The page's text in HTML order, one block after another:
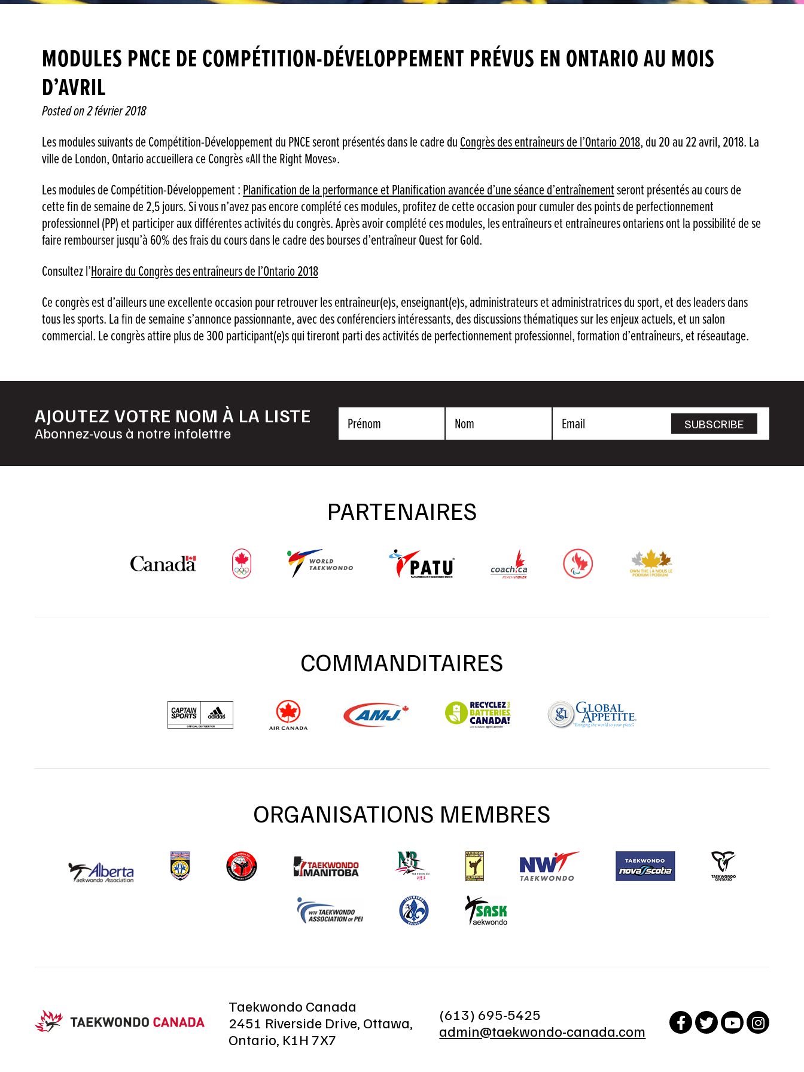
MODULES PNCE DE COMPÉTITION-DÉVELOPPEMENT PRÉVUS EN ONTARIO AU MOIS
D’AVRIL
Posted on2 février 2018
Les modules suivants de Compétition-Développement du PNCE seront présentés dans le cadre duCongrès des entraîneurs de l’Ontario 2018, du 20 au 22 avril, 2018. La
ville de London, Ontario accueillera ce Congrès «All the Right Moves».
Les modules de Compétition-Développement :Planification de la performance et Planification avancée d’une séance d’entraînementseront présentés au cours de
cette fin de semaine de 2,5 jours. Si vous n’avez pas encore complété ces modules, profitez de cette occasion pour cumuler des points de perfectionnement
professionnel (PP) et participer aux différentes activités du congrès. Après avoir complété ces modules, les entraîneurs et entraîneures ontariens ont la possibilité de se
faire rembourser jusqu’à 60% des frais du cours dans le cadre des bourses d’entraîneur Quest for Gold.
Consultez l’Horaire du Congrès des entraîneurs de l’Ontario 2018
Ce congrès est d’ailleurs une excellente occasion pour retrouver les entraîneur(e)s, enseignant(e)s, administrateurs et administratrices du sport, et des leaders dans
tous les sports. La fin de semaine s’annonce passionnante, avec des conférenciers intéressants, des discussions thématiques sur les enjeux actuels, et un salon
commercial. Le congrès attire plus de 300 participant(e)s qui tireront parti des activités de perfectionnement professionnel, formation d’entraîneurs, et réseautage.
AJOUTEZ VOTRE NOM À LA LISTE
Abonnez-vous à notre infolettre
Prénom Nom Email SUBSCRIBE
PARTENAIRES
COMMANDITAIRES
ORGANISATIONS MEMBRES
Taekwondo Canada
2451 Riverside Drive, Ottawa,
Ontario, K1H 7X7
(613) 695-5425
admin@taekwondo-canada.com